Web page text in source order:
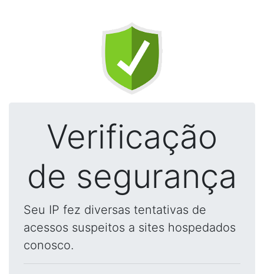
Verificação
de segurança
Seu IP fez diversas tentativas de
acessos suspeitos a sites hospedados
conosco.